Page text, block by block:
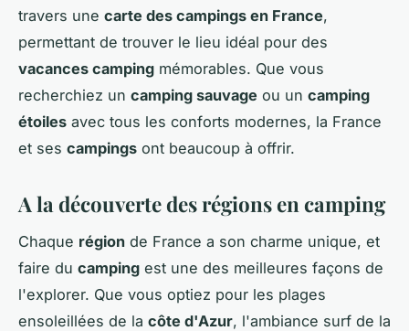
travers une carte des campings en France,
permettant de trouver le lieu idéal pour des
vacances camping mémorables. Que vous
recherchiez un camping sauvage ou un camping
étoiles avec tous les conforts modernes, la France
et ses campings ont beaucoup à offrir.
A la découverte des régions en camping
Chaque région de France a son charme unique, et
faire du camping est une des meilleures façons de
l'explorer. Que vous optiez pour les plages
ensoleillées de la côte d'Azur, l'ambiance surf de la